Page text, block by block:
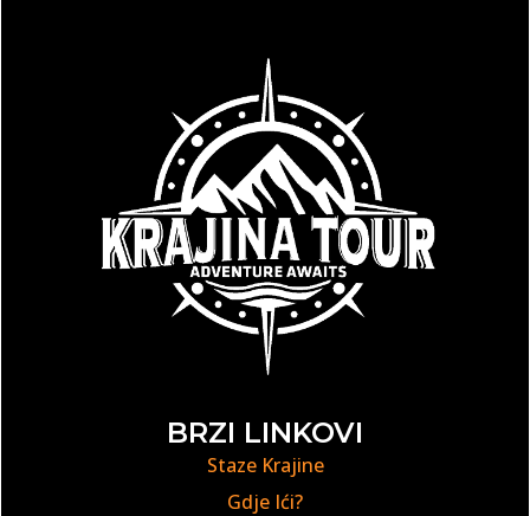
BRZI LINKOVI
Staze Krajine
Gdje Ići?